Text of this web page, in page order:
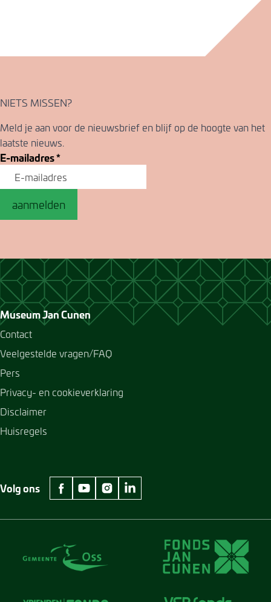
NIETS MISSEN?
Meld je aan voor de nieuwsbrief en blijf op de hoogte van het
laatste nieuws.
E-mailadres*
aanmelden
Museum Jan Cunen
Contact
Veelgestelde vragen/FAQ
Pers
Privacy- en cookieverklaring
Disclaimer
Huisregels
Volg ons
facebook Museum Jan Cunen
youtube Museum Jan Cunen
instagram Museum Jan Cunen
linkedin Museum Jan Cunen